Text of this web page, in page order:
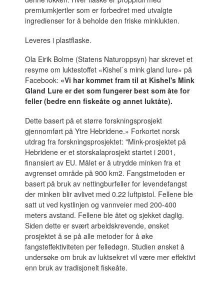
premiumkjertler som er forbedret med utvalgte
ingredienser for å beholde den friske minklukten.
Leveres i plastflaske.
Ola Eirik Bolme (Statens Naturoppsyn) har skrevet et
resyme om luktestoffet «Kishel`s mink gland lure» på
Facebook: «Vi har kommet fram til at Kishel's Mink
Gland Lure er det som fungerer best som åte for
feller (bedre enn fiskeåte og annet luktåte).
Dette basert på et større forskningsprosjekt
gjennomført på Ytre Hebridene.» Forkortet norsk
utdrag fra forskningsprosjektet: "Mink-prosjektet på
Hebridene er et storskalaprosjekt startet i 2001,
finansiert av EU. Målet er å utrydde minken fra et
avgrenset område på 900 km2. Fangstmetoden er
basert på bruk av nettingburfeller for levendefangst
der minken blir avlivet med 0.22 luftpistol. Fellene ble
satt ut ved kystlinjen og vannveier med 200-400
meters avstand. Fellene ble åtet og sjekket daglig.
Siden dette er svært arbeidskrevende, ønsket
prosjektet å se på alle metoder for å øke
fangsteffektiviteten per felledøgn. Studien ønsket å
undersøke om bruk av luktsekret vil være mer effektivt
enn bruk av tradisjonelt fiskeåte.